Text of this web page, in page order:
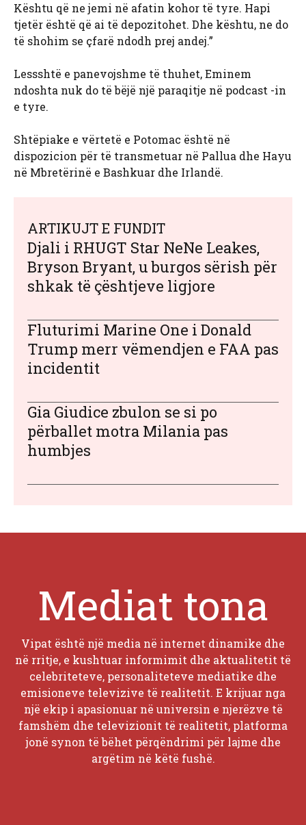
Kështu që ne jemi në afatin kohor të tyre. Hapi
tjetër është që ai të depozitohet. Dhe kështu, ne do
të shohim se çfarë ndodh prej andej.”
Lessshtë e panevojshme të thuhet, Eminem
ndoshta nuk do të bëjë një paraqitje në podcast -in
e tyre.
Shtëpiake e vërtetë e Potomac është në
dispozicion për të transmetuar në Pallua dhe Hayu
në Mbretërinë e Bashkuar dhe Irlandë.
ARTIKUJT E FUNDIT
Djali i RHUGT Star NeNe Leakes,
Bryson Bryant, u burgos sërish për
shkak të çështjeve ligjore
Fluturimi Marine One i Donald
Trump merr vëmendjen e FAA pas
incidentit
Gia Giudice zbulon se si po
përballet motra Milania pas
humbjes
Mediat tona
Vipat është një media në internet dinamike dhe
në rritje, e kushtuar informimit dhe aktualitetit të
celebriteteve, personaliteteve mediatike dhe
emisioneve televizive të realitetit. E krijuar nga
një ekip i apasionuar në universin e njerëzve të
famshëm dhe televizionit të realitetit, platforma
jonë synon të bëhet përqëndrimi për lajme dhe
argëtim në këtë fushë.